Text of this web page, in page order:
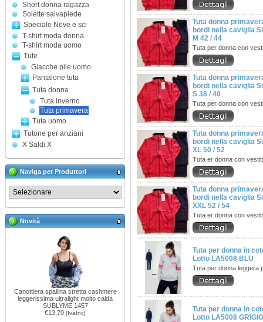
Short donna ragazza
Solette salvapiede
Speciale Neve e sci
T-shirt moda donna
T-shirt moda uomo
Tute
Giacche pile uomo
Pantalone tuta
Tuta donna
Tuta inverno
Tuta primavera
Tuta uomo
Tutone per anziani
X Saldi X
Naviga per Produttori
Novità
Canottiera spallina stretta cashmere
leggerissima ultralight molto calda
SUBLYME 1457
€13,70 [IvaInc]
Tuta donna
bordi nella caviglia
M 42 / 44
Tuta per donna con
Tuta donna
bordi nella caviglia
S 38 / 40
Tuta per donna con
Tuta donna
bordi nella caviglia
XL 50 / 52
Tuta er donna con
Tuta donna
bordi nella caviglia
XXL 52 / 54
Tuta er donna con
Tuta per donna in
Lotto LA5008 BLU
Tuta per donna leggera
Tuta per donna in
Lotto LA5008 GRIGIO